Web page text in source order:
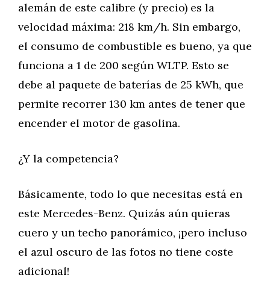
alemán de este calibre (y precio) es la
velocidad máxima: 218 km/h. Sin embargo,
el consumo de combustible es bueno, ya que
funciona a 1 de 200 según WLTP. Esto se
debe al paquete de baterías de 25 kWh, que
permite recorrer 130 km antes de tener que
encender el motor de gasolina.
¿Y la competencia?
Básicamente, todo lo que necesitas está en
este Mercedes-Benz. Quizás aún quieras
cuero y un techo panorámico, ¡pero incluso
el azul oscuro de las fotos no tiene coste
adicional!